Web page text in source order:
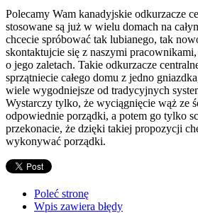
Polecamy Wam kanadyjskie odkurzacze
stosowane są już w wielu domach na
chcecie spróbować tak lubianego, tak
skontaktujcie się z naszymi
o jego zaletach. Takie odkurzacze
sprzątniecie całego domu z jedno
wiele wygodniejsze od tradycyjnych
Wystarczy tylko, że wyciągnięcie wąż ze
odpowiednie porządki, a potem go tylko
przekonacie, że dzięki takiej propozycji
wykonywać porządki.
Poleć stronę
Wpis zawiera błędy